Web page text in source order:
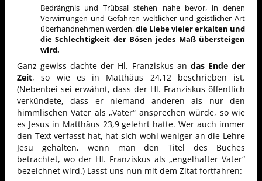
Bedrängnis und Trübsal stehen nahe bevor, in denen
Verwirrungen und Gefahren weltlicher und geistlicher Art
überhandnehmen werden,die Liebe vieler erkalten und
die Schlechtigkeit der Bösen jedes Maß übersteigen
wird.
Ganz gewiss dachte der Hl. Franziskus an das Ende der
Zeit, so wie es in Matthäus 24,12 beschrieben ist.
(Nebenbei sei erwähnt, dass der Hl. Franziskus öffentlich
verkündete, dass er niemand anderen als nur den
himmlischen Vater als „Vater“ ansprechen würde, so wie
es Jesus in Matthäus 23,9 gelehrt hatte. Wer auch immer
den Text verfasst hat, hat sich wohl weniger an die Lehre
Jesu gehalten, wenn man den Titel des Buches
betrachtet, wo der Hl. Franziskus als „engelhafter Vater“
bezeichnet wird.) Lasst uns nun mit dem Zitat fortfahren: